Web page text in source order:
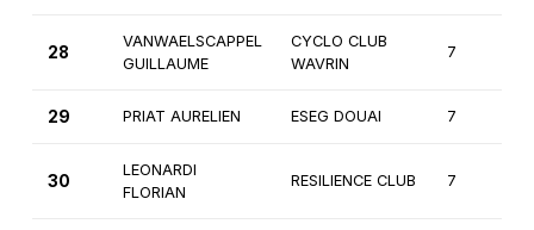
28
VANWAELSCAPPEL
GUILLAUME
CYCLO CLUB
WAVRIN
7
29 PRIAT AURELIEN ESEG DOUAI 7
30
LEONARDI
FLORIAN
RESILIENCE CLUB 7